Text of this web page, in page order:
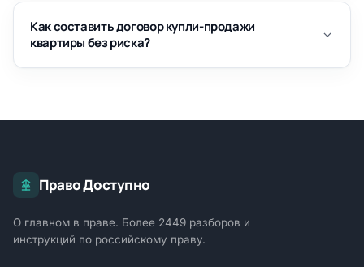
Как составить договор купли-продажи
квартиры без риска?
Право Доступно
О главном в праве. Более 2449 разборов и
инструкций по российскому праву.